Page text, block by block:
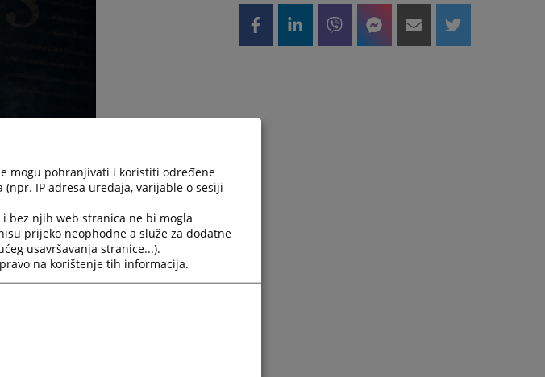
se identitet testatora
KM na prijedlog za
mogu pohranjivati i koristiti određene
IP adresa uređaja, varijable o sesiji
bez njih web stranica ne bi mogla
prijeko neophodne a služe za dodatne
usavršavanja stranice...).
na korištenje tih informacija.